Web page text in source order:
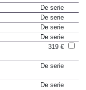
De serie
De serie
De serie
De serie
319 €
De serie
De serie